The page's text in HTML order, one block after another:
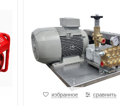
избранное сравнить